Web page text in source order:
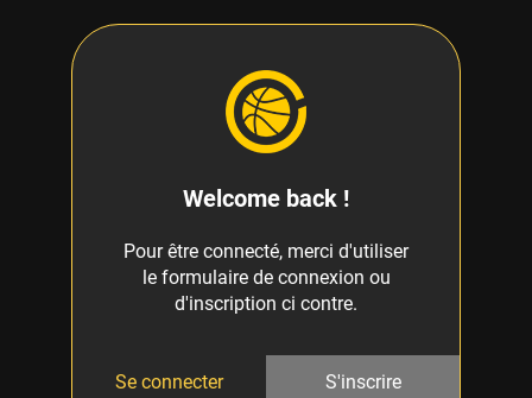
Welcome back !
Pour être connecté, merci d'utiliser
le formulaire de connexion ou
d'inscription ci contre.
Se connecter S'inscrire